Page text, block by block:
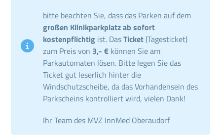
bitte beachten Sie, dass das Parken auf dem
großen Klinikparkplatz ab sofort
kostenpflichtig ist. DasTicket (Tagesticket)
zum Preis von 3,- € können Sie am
Parkautomaten lösen. Bitte legen Sie das
Ticket gut leserlich hinter die
Windschutzscheibe, da das Vorhandensein des
Parkscheins kontrolliert wird, vielen Dank!
Ihr Team des MVZ InnMed Oberaudorf